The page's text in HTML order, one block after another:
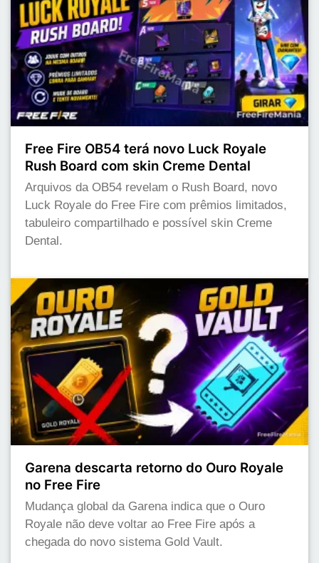
Free Fire OB54 terá novo Luck Royale
Rush Board com skin Creme Dental
Arquivos da OB54 revelam o Rush Board, novo
Luck Royale do Free Fire com prêmios limitados,
tabuleiro compartilhado e possível skin Creme
Dental.
Garena descarta retorno do Ouro Royale
no Free Fire
Mudança global da Garena indica que o Ouro
Royale não deve voltar ao Free Fire após a
chegada do novo sistema Gold Vault.